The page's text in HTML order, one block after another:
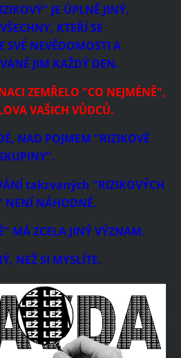
JE ÚPLNĚ JINÝ.
KTEŘÍ SE
SVÉ NEVĚDOMOSTI A
JIM KAŽDÝ DEN.
ZEMŘELO "CO NEJMÉNĚ",
VAŠICH VŮDCŮ.
NAD POJMEM "RIZIKOVÉ
takzvaných "RIZIKOVÝCH
NENÍ NÁHODNÉ.
MÁ ZCELA JINÝ VÝZNAM.
NEŽ SI MYSLÍTE.